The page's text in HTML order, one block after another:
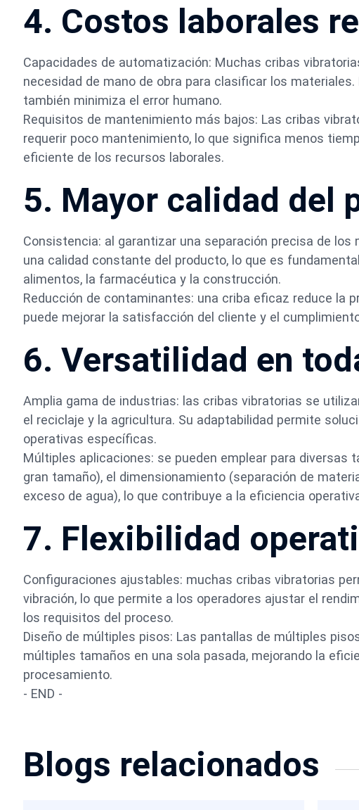
4. Costos laborales
Capacidades de automatización: Muchas cribas
necesidad de mano de obra para clasificar los
también minimiza el error humano.
Requisitos de mantenimiento más bajos: Las cribas
requerir poco mantenimiento, lo que significa menos
eficiente de los recursos laborales.
5. Mayor calidad del
Consistencia: al garantizar una separación precisa de
una calidad constante del producto, lo que es
alimentos, la farmacéutica y la construcción.
Reducción de contaminantes: una criba eficaz reduce la
puede mejorar la satisfacción del cliente y el
6. Versatilidad en
Amplia gama de industrias: las cribas vibratorias se
el reciclaje y la agricultura. Su adaptabilidad permite
operativas específicas.
Múltiples aplicaciones: se pueden emplear para diversas
gran tamaño), el dimensionamiento (separación de
exceso de agua), lo que contribuye a la eficiencia
7. Flexibilidad
Configuraciones ajustables: muchas cribas vibratorias
vibración, lo que permite a los operadores ajustar el
los requisitos del proceso.
Diseño de múltiples pisos: Las pantallas de múltiples
múltiples tamaños en una sola pasada, mejorando la
procesamiento.
- END -
Blogs relacionados